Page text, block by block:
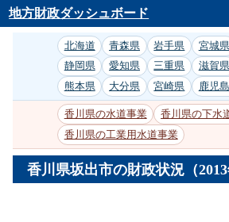
地方財政ダッシュボード
北海道 青森県 岩手県 宮城県
静岡県
愛知県 三重県 滋賀県
熊本県
大分県 宮崎県 鹿児
香川県の水道事業 香川県の下水
香川県の工業用水道事業
香川県坂出市の財政状況（2013